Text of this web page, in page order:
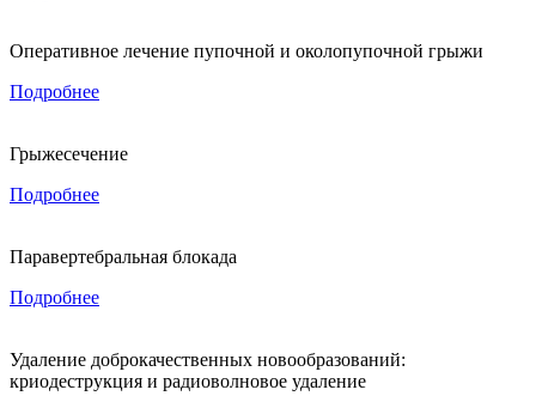
Оперативное лечение пупочной и околопупочной грыжи
Подробнее
Грыжесечение
Подробнее
Паравертебральная блокада
Подробнее
Удаление доброкачественных новообразований:
криодеструкция и радиоволновое удаление